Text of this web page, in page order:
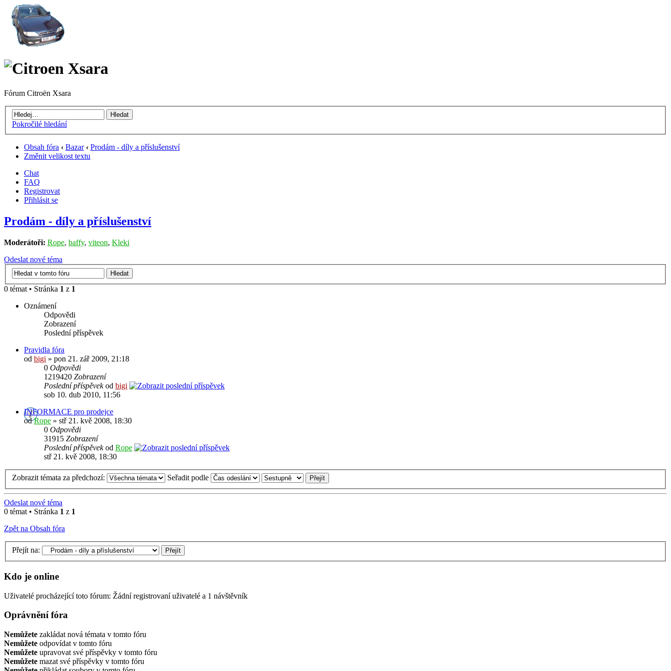
Fórum Citroën Xsara
Pokročilé hledání
Obsah fóra ‹ Bazar ‹ Prodám - díly a příslušenství
Změnit velikost textu
Chat
FAQ
Registrovat
Přihlásit se
Prodám - díly a příslušenství
Moderátoři: Rope, baffy, viteon, Kleki
Odeslat nové téma
0 témat • Stránka 1 z 1
Oznámení
Odpovědi
Zobrazení
Poslední příspěvek
Pravidla fóra
od bigi » pon 21. zář 2009, 21:18
0 Odpovědi
1219420 Zobrazení
Poslední příspěvekod bigi
sob 10. dub 2010, 11:56
INFORMACE pro prodejce
odRope » stř 21. kvě 2008, 18:30
0 Odpovědi
31915 Zobrazení
Poslední příspěvekod Rope
stř 21. kvě 2008, 18:30
Zobrazit témata za předchozí: Seřadit podle
Odeslat nové téma
0 témat • Stránka 1 z 1
Zpět na Obsah fóra
Přejít na:
Kdo je online
Uživatelé procházející toto fórum: Žádní registrovaní uživatelé a 1 návštěvník
Oprávnění fóra
Nemůžete zakládat nová témata v tomto fóru
Nemůžete odpovídat v tomto fóru
Nemůžete upravovat své příspěvky v tomto fóru
Nemůžete mazat své příspěvky v tomto fóru